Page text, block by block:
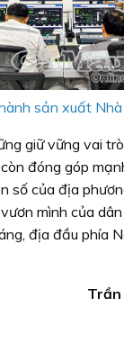
sản xuất
giữ vững vai
đóng góp
số của địa
mình của
địa đầu phía
Trần